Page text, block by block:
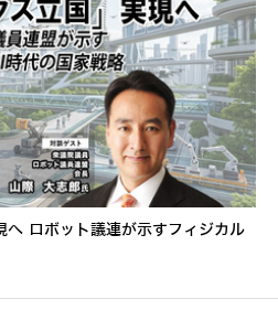
へ ロボット議連が示すフィジカル